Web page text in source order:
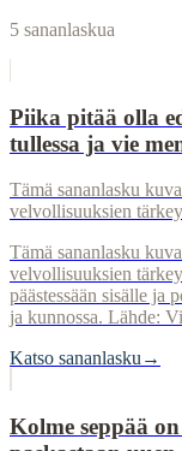
5 sananlaskua
Piika pitää olla
tullessa ja vie
Tämä sananlasku
velvollisuuksien
Tämä sananlasku
velvollisuuksien
päästessään sisälle ja
ja kunnossa. Lähde:
Katso sananlasku →
Kolme seppää